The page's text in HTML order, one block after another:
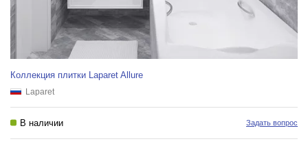
Коллекция плитки Laparet Allure
Laparet
В наличии Задать вопрос